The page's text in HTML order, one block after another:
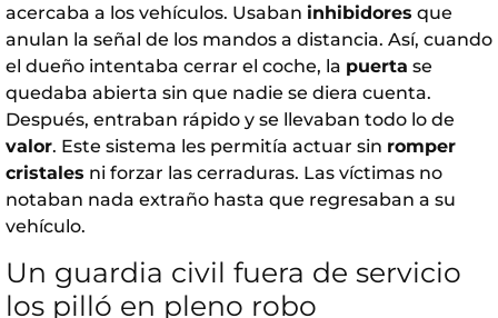
acercaba a los vehículos. Usaban inhibidores que
anulan la señal de los mandos a distancia. Así, cuando
el dueño intentaba cerrar el coche, la puerta se
quedaba abierta sin que nadie se diera cuenta.
Después, entraban rápido y se llevaban todo lo de
valor. Este sistema les permitía actuar sin romper
cristales ni forzar las cerraduras. Las víctimas no
notaban nada extraño hasta que regresaban a su
vehículo.
Un guardia civil fuera de servicio
los pilló en pleno robo